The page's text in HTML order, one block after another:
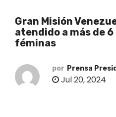
Gran Misión
atendido a más de
féminas
por Prensa
Jul 20, 2024